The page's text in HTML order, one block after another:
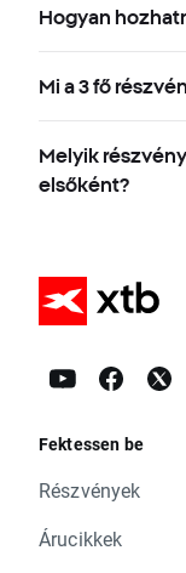
Hogyan
Mi a 3 fő
Melyik
elsőként?
Fektessen be
Részvények
Árucikkek